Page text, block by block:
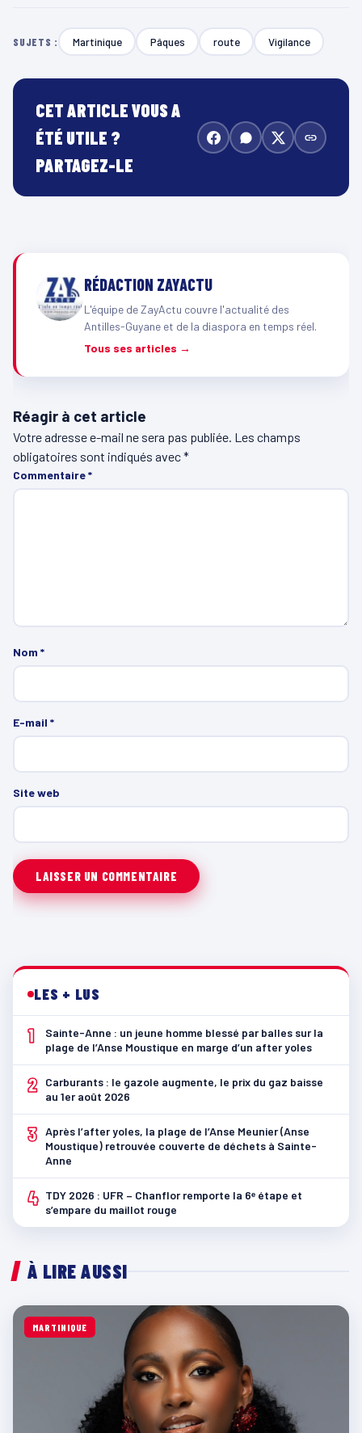
SUJETS : Martinique Pâques route Vigilance
CET ARTICLE VOUS A
ÉTÉ UTILE ?
PARTAGEZ-LE
RÉDACTION ZAYACTU
L'équipe de ZayActu couvre l'actualité des
Antilles-Guyane et de la diaspora en temps réel.
Tous ses articles →
Réagir à cet article
Votre adresse e-mail ne sera pas publiée. Les champs
obligatoires sont indiqués avec*
Commentaire*
Nom *
E-mail *
Site web
LES + LUS
1
Sainte-Anne : un jeune homme blessé par balles sur la
plage de l’Anse Moustique en marge d’un after yoles
2
Carburants : le gazole augmente, le prix du gaz baisse
au 1er août 2026
3 Après l’after yoles, la plage de l’Anse Meunier (Anse
Moustique) retrouvée couverte de déchets à Sainte-
Anne
4 TDY 2026 : UFR – Chanflor remporte la 6ᵉ étape et
s’empare du maillot rouge
À LIRE AUSSI
MARTINIQUE